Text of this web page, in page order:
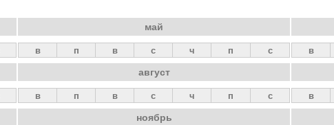
май
в п в с ч п с в
август
в п в с ч п с в
ноябрь